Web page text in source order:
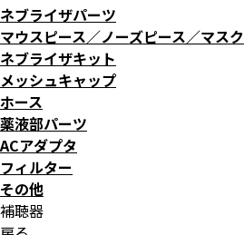
ネブライザパーツ
マウスピース／ノーズピース／マスク
ネブライザキット
メッシュキャップ
ホース
薬液部パーツ
ACアダプタ
フィルター
その他
補聴器